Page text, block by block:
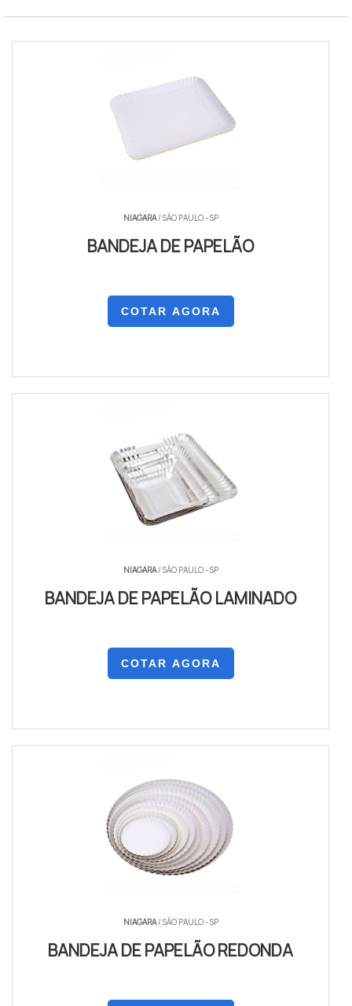
NIAGARA/ SÃO PAULO - SP
BANDEJA DE PAPELÃO
COTAR AGORA
NIAGARA/ SÃO PAULO - SP
BANDEJA DE PAPELÃO LAMINADO
COTAR AGORA
NIAGARA/ SÃO PAULO - SP
BANDEJA DE PAPELÃO REDONDA